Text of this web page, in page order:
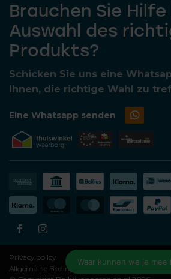
Brauchen Sie
Auswahl des
Produkts?
Schicken Sie uns eine
Ihnen, die richtige Wahl zu
Eine Whatsapp senden
Privacy policy
Allgemeine Bedingungen und Konditionen